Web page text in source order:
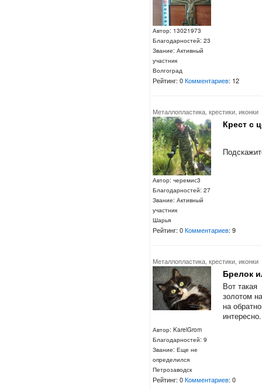
Автор: 13021973
Благодарностей: 23
Звание: Активный
участник
Волгоград
Рейтинг: 0Комментариев: 12
Металлопластика, крестики, иконки
Автор: черемис3
Благодарностей: 27
Звание: Активный
участник
Шарья
Крест с
Рейтинг: 0Комментариев: 9
Металлопластика, крестики, иконки
Автор: KarelGrom
Благодарностей: 9
Звание: Еще не
определился
Петрозаводск
Брелок
Вот такая
золотом
на
Рейтинг: 0Комментариев: 0